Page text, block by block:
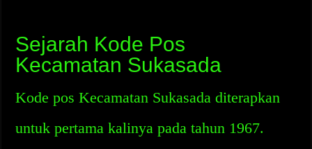
Sejarah Kode Pos
Kecamatan Sukasada
Kode pos Kecamatan Sukasada diterapkan
untuk pertama kalinya pada tahun 1967.